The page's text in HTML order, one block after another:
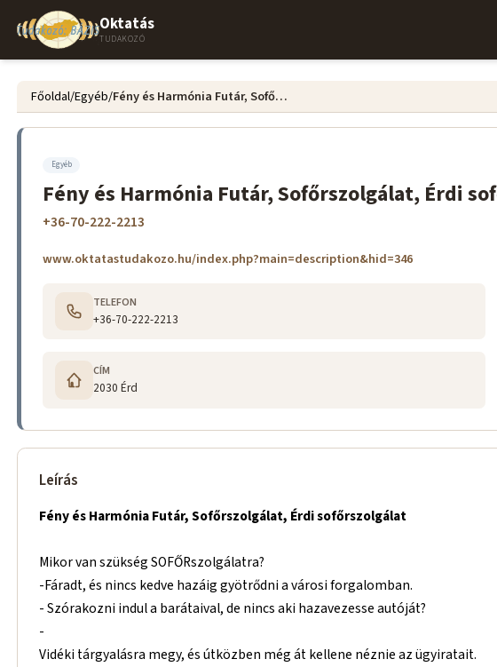
Oktatás
TUDAKOZÓ
Főoldal/Egyéb/ Fény és Harmónia Futár, Sofőrszolgálat, Érdi sofőrszolgálat
Egyéb
Fény és Harmónia Futár, Sofőrszolgálat, Érdi
+36-70-222-2213
www.oktatastudakozo.hu/index.php?main=description&hid=346
TELEFON
+36-70-222-2213
CÍM
2030 Érd
Leírás
Fény és Harmónia Futár, Sofőrszolgálat, Érdi sofőrszolgálat
Mikor van szükség SOFŐRszolgálatra?
-Fáradt, és nincs kedve hazáig gyötrődni a városi forgalomban.
- Szórakozni indul a barátaival, de nincs aki hazavezesse autóját?
-
Vidéki tárgyalásra megy, és útközben még át kellene néznie az ügyiratait.